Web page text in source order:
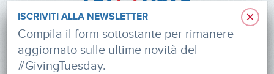
×
ISCRIVITI ALLA NEWSLETTER
Compila il form sottostante per rimanere
aggiornato sulle ultime novità del
#GivingTuesday.